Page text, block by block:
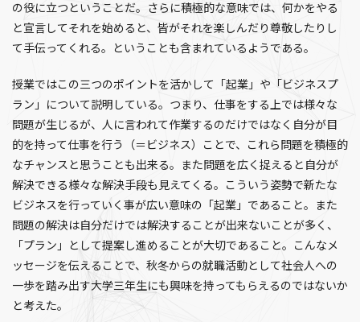
の役に立つということだ。さらに積極的な意味では、何かをやる
と宣言してそれを始めると、皆がそれを楽しんだり尊敬したりし
て手伝ってくれる。ということも含まれているようである。
授業ではこの三つのポイントを活かして「起業」や「ビジネスプ
ラン」について説明している。つまり、仕事をする上では様々な
問題が生じるが、人に言われて作業するのだけではなく自分が目
的を持って仕事を行う（＝ビジネス）ことで、これら問題を積極的
なチャンスと思うことも出来る。また問題を広く捉えると自分が
解決できる様々な解決手段も見えてくる。こういう姿勢で新たな
ビジネスを行っていく事が広い意味の「起業」であること。また
問題の解決は自分だけでは解決することが出来ないことが多く、
「プラン」として提案し進めることが大切であること。こんなメ
ッセージを伝えることで、秋冬からの就職活動として社会人への
一歩を踏み出す大学三年生にも興味を持ってもらえるのではないか
と考えた。